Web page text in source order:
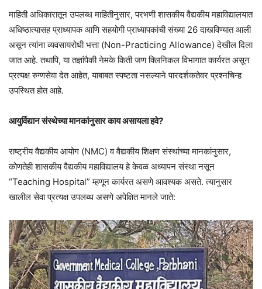
माहिती अधिकारातून उपलब्ध माहितीनुसार, परभणी शासकीय वैद्यकीय महाविद्यालयात
अधिष्ठात्यासह प्राध्यापक आणि सहयोगी प्राध्यापकांची संख्या 26 दाखविण्यात आली
असून त्यांना व्यवसायरोधी भत्ता (Non-Practicing Allowance) देखील दिला
जात आहे. तथापि, या तज्ञांपैकी नेमके किती जण क्लिनिकल विभागात कार्यरत असून
प्रत्यक्ष रुग्णसेवा देत आहेत, याबाबत स्पष्टता नसल्याने पारदर्शकतेवर प्रश्नचिन्ह
उपस्थित होत आहे.
आयुर्विद्यान संस्थेच्या मानकांनुसार काय असायला हवे?
राष्ट्रीय वैद्यकीय आयोग (NMC) व वैद्यकीय शिक्षण संस्थांच्या मानकांनुसार,
कोणतेही शासकीय वैद्यकीय महाविद्यालय हे केवळ अध्यापन संस्था नसून
“Teaching Hospital” म्हणून कार्यरत असणे आवश्यक असते. त्यानुसार
खालील सेवा प्रत्यक्ष उपलब्ध असणे अपेक्षित मानले जाते: